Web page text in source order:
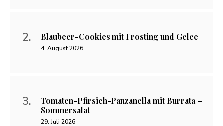
Blaubeer-Cookies mit Frosting und Gelee
4. August 2026
Tomaten-Pfirsich-Panzanella mit Burrata –
Sommersalat
29. Juli 2026